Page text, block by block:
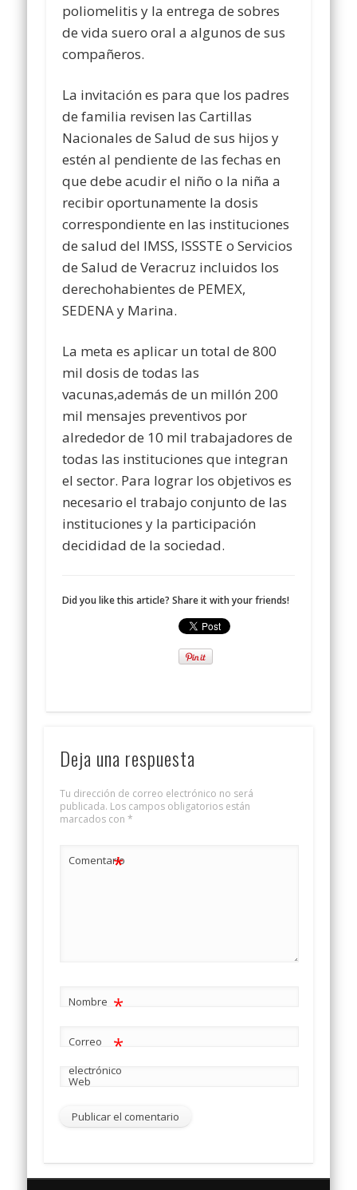
poliomelitis y la entrega de sobres
de vida suero oral a algunos de sus
compañeros.
La invitación es para que los padres
de familia revisen las Cartillas
Nacionales de Salud de sus hijos y
estén al pendiente de las fechas en
que debe acudir el niño o la niña a
recibir oportunamente la dosis
correspondiente en las instituciones
de salud del IMSS, ISSSTE o Servicios
de Salud de Veracruz incluidos los
derechohabientes de PEMEX,
SEDENA y Marina.
La meta es aplicar un total de 800
mil dosis de todas las
vacunas,además de un millón 200
mil mensajes preventivos por
alrededor de 10 mil trabajadores de
todas las instituciones que integran
el sector. Para lograr los objetivos es
necesario el trabajo conjunto de las
instituciones y la participación
decididad de la sociedad.
Did you like this article? Share it with your friends!
Deja una respuesta
Tu dirección de correo electrónico no será
publicada. Los campos obligatorios están
marcados con *
Comentario
*
Nombre *
Correo
electrónico
*
Web